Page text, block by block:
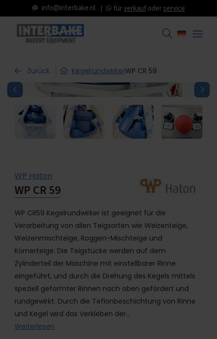
info@interbake.nl fürverkaufoderservice
Zurück KegelrundwirkerWP CR 59
WP Haton
WP CR 59
WP CR59 Kegelrundwirker ist geeignet für die
Verarbeitung von allen Teigsorten wie Weizenteige,
Weizenmischteige, Roggen-Mischteige und
Körnerteige. Die Teigstücke werden auf dem
Zylinderteil der Maschine mit einstellbarer Rinne
eingeführt, und durch die Drehung des Kegels mittels
speziell geformter Rinnen nach oben gefördert und
rundgewirkt. Durch die Teflonbeschichtung von Rinne
und Kegel wird das Verkleben der…
Weiterlesen